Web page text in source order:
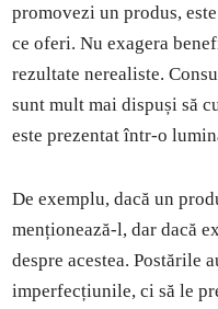
promovezi un produs,
ce oferi. Nu exagera
rezultate nerealiste.
sunt mult mai dispuși să
este prezentat într-o
De exemplu, dacă un
menționează-l, dar dacă
despre acestea. Postările
imperfecțiunile, ci să le